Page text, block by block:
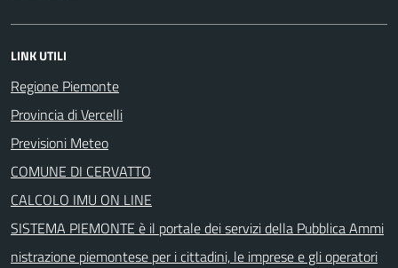
LINK UTILI
Regione Piemonte
Provincia di Vercelli
Previsioni Meteo
COMUNE DI CERVATTO
CALCOLO IMU ON LINE
SISTEMA PIEMONTE è il portale dei servizi della Pubblica Ammi
nistrazione piemontese per i cittadini, le imprese e gli operatori